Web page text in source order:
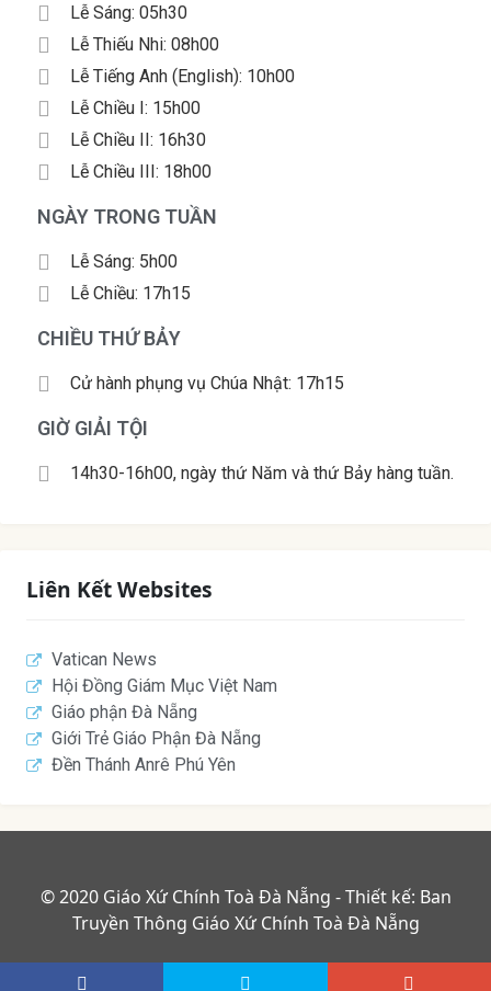
Lễ Sáng: 05h30
Lễ Thiếu Nhi: 08h00
Lễ Tiếng Anh (English): 10h00
Lễ Chiều I: 15h00
Lễ Chiều II: 16h30
Lễ Chiều III: 18h00
NGÀY TRONG TUẦN
Lễ Sáng: 5h00
Lễ Chiều: 17h15
CHIỀU THỨ BẢY
Cử hành phụng vụ Chúa Nhật: 17h15
GIỜ GIẢI TỘI
14h30-16h00, ngày thứ Năm và thứ Bảy hàng tuần.
Liên Kết Websites
Vatican News
Hội Đồng Giám Mục Việt Nam
Giáo phận Đà Nẵng
Giới Trẻ Giáo Phận Đà Nẵng
Đền Thánh Anrê Phú Yên
© 2020 Giáo Xứ Chính Toà Đà Nẵng - Thiết kế: Ban
Truyền Thông Giáo Xứ Chính Toà Đà Nẵng